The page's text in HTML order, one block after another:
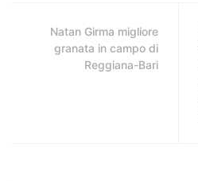
Natan Girma migliore
granata in campo di
Reggiana-Bari